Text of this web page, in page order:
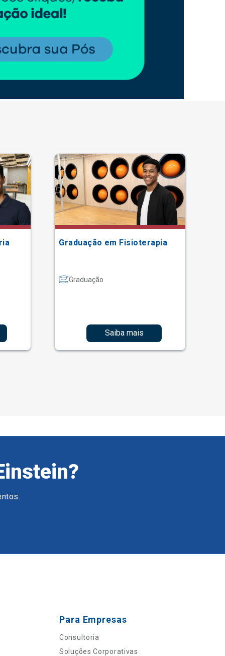
Graduação em Fisioterapia
Graduação
Saiba mais
Para Empresas
Consultoria
Soluções Corporativas